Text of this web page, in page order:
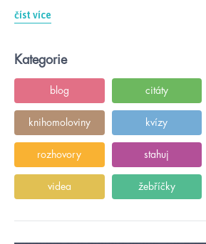
číst více
Kategorie
blog citáty
knihomoloviny kvízy
rozhovory stahuj
videa žebříčky